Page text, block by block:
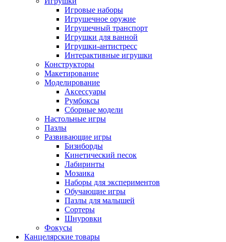
Игровые наборы
Игрушечное оружие
Игрушечный транспорт
Игрушки для ванной
Игрушки-антистресс
Интерактивные игрушки
Конструкторы
Макетирование
Моделирование
Аксессуары
Румбоксы
Сборные модели
Настольные игры
Пазлы
Развивающие игры
Бизиборды
Кинетический песок
Лабиринты
Мозаика
Наборы для экспериментов
Обучающие игры
Пазлы для малышей
Сортеры
Шнуровки
Фокусы
Канцелярские товары